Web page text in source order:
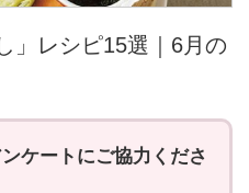
」レシピ15選｜6月の